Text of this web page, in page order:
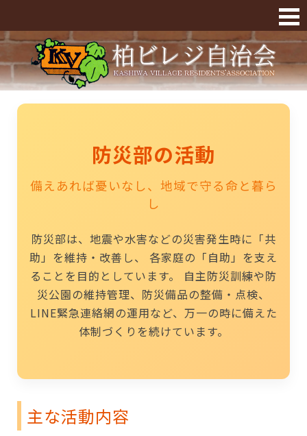
07防災部の活動 « 柏ビレジ
防災部の活動
備えあれば憂いなし、地域で守る命と暮ら
し
防災部は、地震や水害などの災害発生時に「共
助」を維持・改善し、 各家庭の「自助」を支え
ることを目的としています。 自主防災訓練や防
災公園の維持管理、防災備品の整備・点検、
LINE緊急連絡網の運用など、万一の時に備えた
体制づくりを続けています。
主な活動内容